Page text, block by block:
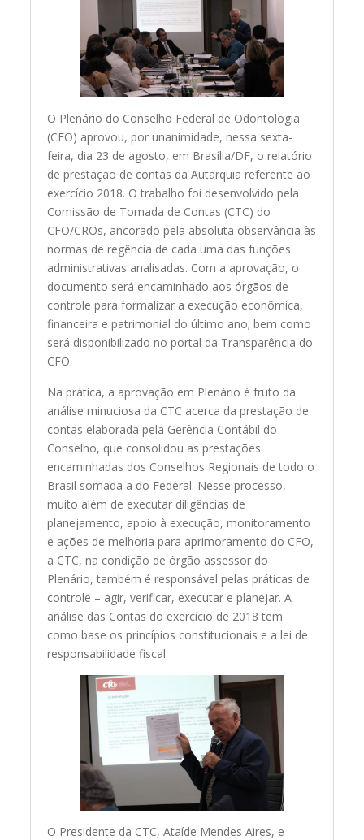
O Plenário do Conselho Federal de Odontologia
(CFO) aprovou, por unanimidade, nessa sexta-
feira, dia 23 de agosto, em Brasília/DF, o relatório
de prestação de contas da Autarquia referente ao
exercício 2018. O trabalho foi desenvolvido pela
Comissão de Tomada de Contas (CTC) do
CFO/CROs, ancorado pela absoluta observância às
normas de regência de cada uma das funções
administrativas analisadas. Com a aprovação, o
documento será encaminhado aos órgãos de
controle para formalizar a execução econômica,
financeira e patrimonial do último ano; bem como
será disponibilizado no portal da Transparência do
CFO.
Na prática, a aprovação em Plenário é fruto da
análise minuciosa da CTC acerca da prestação de
contas elaborada pela Gerência Contábil do
Conselho, que consolidou as prestações
encaminhadas dos Conselhos Regionais de todo o
Brasil somada a do Federal. Nesse processo,
muito além de executar diligências de
planejamento, apoio à execução, monitoramento
e ações de melhoria para aprimoramento do CFO,
a CTC, na condição de órgão assessor do
Plenário, também é responsável pelas práticas de
controle – agir, verificar, executar e planejar. A
análise das Contas do exercício de 2018 tem
como base os princípios constitucionais e a lei de
responsabilidade fiscal.
O Presidente da CTC, Ataíde Mendes Aires, e